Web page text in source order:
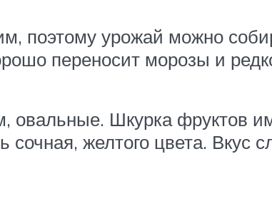
поэтому урожай можно
переносит морозы и
овальные. Шкурка фруктов
сочная, желтого цвета. Вкус